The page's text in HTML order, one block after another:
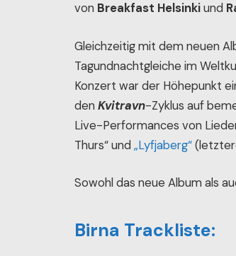
von Breakfast Helsinkiund
Gleichzeitig mit dem neuen
Tagundnachtgleiche im
Konzert war der Höhepunkt
den Kvitravn-Zyklus auf
Live-Performances von
Thurs“ und„Lyfjaberg“
Sowohl das neue Album als
Birna Trackliste: